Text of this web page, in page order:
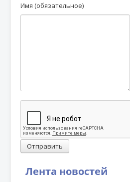
Лента новостей
Имя (обязательное)
Отправить